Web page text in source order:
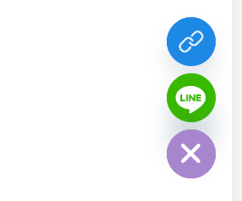
Hide
chaty